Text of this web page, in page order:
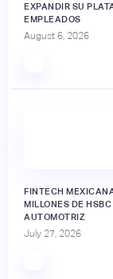
EXPANDIR SU
EMPLEADOS
August 6, 2026
FINTECH
MILLONES DE
AUTOMOTRIZ
July 27, 2026